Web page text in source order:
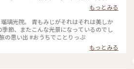
く夜でもなく。どんなふうに見えるんだろ
薄暗くなってライトアップも始まった頃。
素晴らしい風景がひろがっていました✨ 新
て雅な世界✨ 皆さんお行儀よく、机で満足
ら後ろに並んでいる人に代わります。 敷居
遠目から写真を撮ろうとしたら避けてくださ
は「春にも行ったのに」とブツブツ文句を
もっとみる
璃光院。 青もみじがそれはそれは美しか
季節、またこんな光景になっているのでし
の思い出 #おうちでことりっぷ
もっとみる